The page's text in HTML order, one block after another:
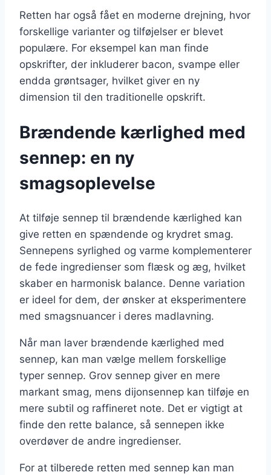
Retten har også fået en moderne drejning, hvor
forskellige varianter og tilføjelser er blevet
populære. For eksempel kan man finde
opskrifter, der inkluderer bacon, svampe eller
endda grøntsager, hvilket giver en ny
dimension til den traditionelle opskrift.
Brændende kærlighed med
sennep: en ny
smagsoplevelse
At tilføje sennep til brændende kærlighed kan
give retten en spændende og krydret smag.
Sennepens syrlighed og varme komplementerer
de fede ingredienser som flæsk og æg, hvilket
skaber en harmonisk balance. Denne variation
er ideel for dem, der ønsker at eksperimentere
med smagsnuancer i deres madlavning.
Når man laver brændende kærlighed med
sennep, kan man vælge mellem forskellige
typer sennep. Grov sennep giver en mere
markant smag, mens dijonsennep kan tilføje en
mere subtil og raffineret note. Det er vigtigt at
finde den rette balance, så sennepen ikke
overdøver de andre ingredienser.
For at tilberede retten med sennep kan man